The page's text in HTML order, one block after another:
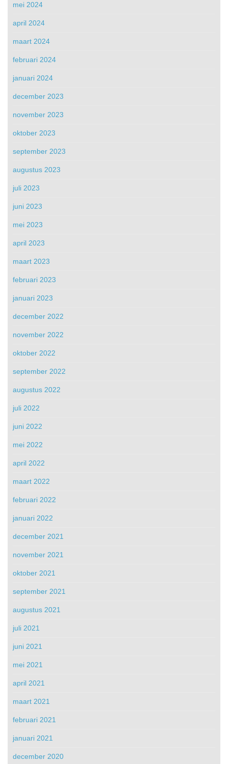
mei 2024
april 2024
maart 2024
februari 2024
januari 2024
december 2023
november 2023
oktober 2023
september 2023
augustus 2023
juli 2023
juni 2023
mei 2023
april 2023
maart 2023
februari 2023
januari 2023
december 2022
november 2022
oktober 2022
september 2022
augustus 2022
juli 2022
juni 2022
mei 2022
april 2022
maart 2022
februari 2022
januari 2022
december 2021
november 2021
oktober 2021
september 2021
augustus 2021
juli 2021
juni 2021
mei 2021
april 2021
maart 2021
februari 2021
januari 2021
december 2020